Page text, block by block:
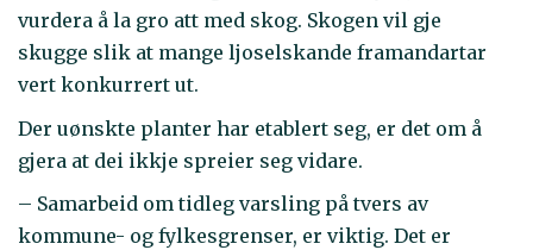
vurdera å la gro att med skog. Skogen vil gje
skugge slik at mange ljoselskande framandartar
vert konkurrert ut.
Der uønskte planter har etablert seg, er det om å
gjera at dei ikkje spreier seg vidare.
– Samarbeid om tidleg varsling på tvers av
kommune- og fylkesgrenser, er viktig. Det er